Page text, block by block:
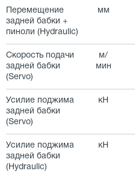
Перемещение
задней бабки +
пиноли (Hydraulic)
мм
Скорость подачи
задней бабки
(Servo)
м/
мин
Усилие поджима
задней бабки
(Servo)
кН
Усилие поджима
задней бабки
(Hydraulic)
кН